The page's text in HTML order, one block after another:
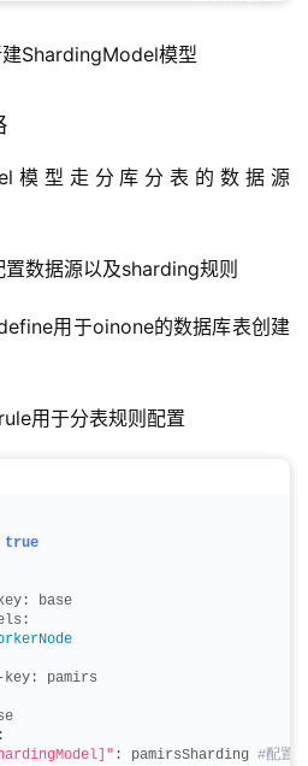
ShardingModel模型
模型走分库分表的数据源
数据源以及sharding规则
用于oinone的数据库表创建
用于分表规则配置
true
base
pamirs
: pamirsSharding #配置